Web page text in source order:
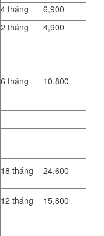
4 tháng
6,900
2 tháng 4,900
6 tháng 10,800
18 tháng 24,600
12 tháng 15,800